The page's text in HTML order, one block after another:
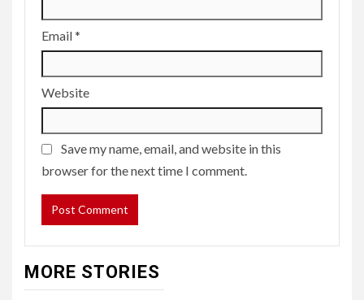
Email*
Website
Save my name, email, and website in this
browser for the next time I comment.
MORE STORIES